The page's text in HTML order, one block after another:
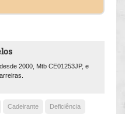
2000, Mtb CE01253JP, e
Cadeirante Deficiência